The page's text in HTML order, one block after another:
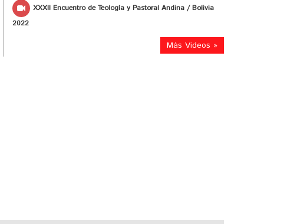
XXXII Encuentro de Teología y Pastoral Andina / Bolivia
2022
Más Videos »